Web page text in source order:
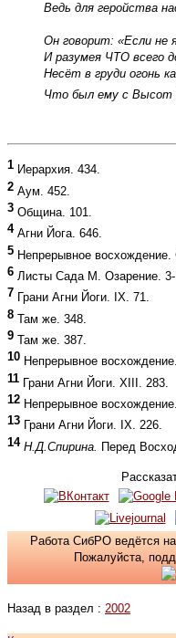
Ведь для геройства
Он говорит: «Если не
И разумея ЧТО всего
Несёт в груди огонь
Что был ему с Высот
1 Иерархия. 434.
2 Аум. 452.
3 Община. 101.
4Агни Йога. 646.
5 Непрерывное
6 Листы Сада М. Озарение.
7 Грани Агни Йоги. IX. 71.
8 Там же. 348.
9 Там же. 387.
10 Непрерывное
11 Грани Агни Йоги. XIII. 283.
12 Непрерывное
13 Грани Агни Йоги. IX. 226.
14 Н.Д.Спирина. Перед
Работа СибРО ведётся
Пожалуйста,
Назад в раздел : 2002